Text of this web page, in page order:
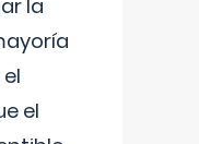
la
el